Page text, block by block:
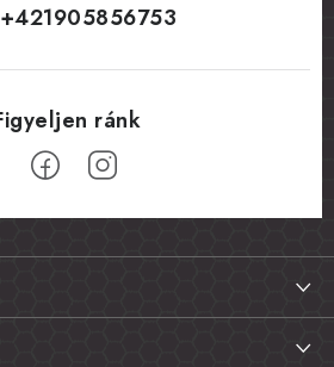
+421905856753